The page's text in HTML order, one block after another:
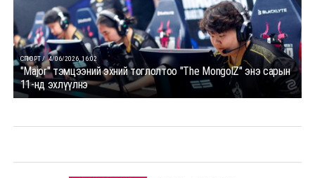
СПОРТ / 4/06/2026, 16:02
"Major" тэмцээний эхний тоглолтоо "The MongolZ" энэ сарын
11-нд эхлүүлнэ